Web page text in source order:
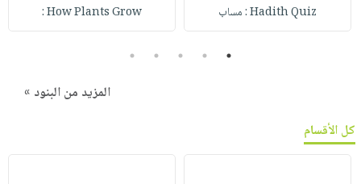
Hadith Quiz : مساب How Plants Grow :
1
2
3
4
5
المزيد من البنود »
كل الأقسام